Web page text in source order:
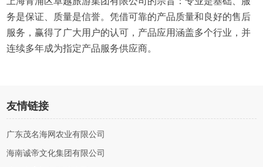
务是保证、质量是信誉。凭借可靠的产品质量和良好的售后
服务，赢得了广大用户的认可，产品应用涵盖多个行业，并
连续多年成为指定产品服务供应商。
友情链接
广东茂名海网农业有限公司
海南诚帝文化集团有限公司